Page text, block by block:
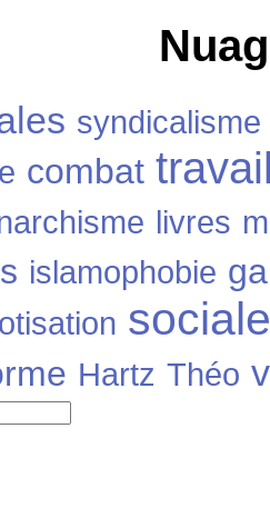
syndicalisme
combat
livres
islamophobie
sociale
Hartz Théo